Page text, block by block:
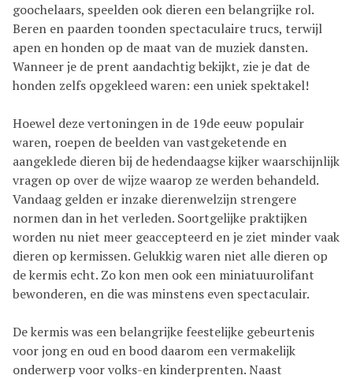
goochelaars, speelden ook dieren een belangrijke rol.
Beren en paarden toonden spectaculaire trucs, terwijl
apen en honden op de maat van de muziek dansten.
Wanneer je de prent aandachtig bekijkt, zie je dat de
honden zelfs opgekleed waren: een uniek spektakel!
Hoewel deze vertoningen in de 19de eeuw populair
waren, roepen de beelden van vastgeketende en
aangeklede dieren bij de hedendaagse kijker waarschijnlijk
vragen op over de wijze waarop ze werden behandeld.
Vandaag gelden er inzake dierenwelzijn strengere
normen dan in het verleden. Soortgelijke praktijken
worden nu niet meer geaccepteerd en je ziet minder vaak
dieren op kermissen. Gelukkig waren niet alle dieren op
de kermis echt. Zo kon men ook een miniatuurolifant
bewonderen, en die was minstens even spectaculair.
De kermis was een belangrijke feestelijke gebeurtenis
voor jong en oud en bood daarom een vermakelijk
onderwerp voor volks-en kinderprenten. Naast